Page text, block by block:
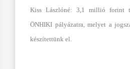
Kiss Lászlóné: 3,1 millió forint
ÖNHIKI pályázatra, melyet a
készítettünk el.